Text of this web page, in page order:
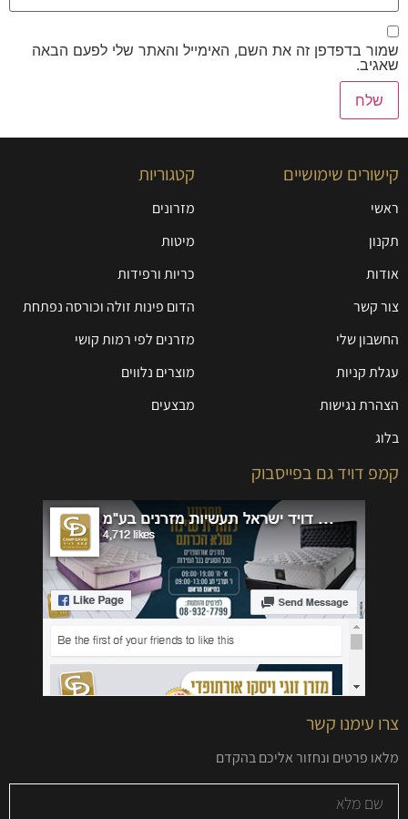
שמור בדפדפן זה את השם, האימייל והאתר שלי לפעם הבאה
שאגיב.
קישורים שימושיים
ראשי
תקנון
אודות
צור קשר
החשבון שלי
עגלת קניות
הצהרת נגישות
בלוג
קטגוריות
מזרונים
מיטות
כריות ורפידות
הדום פינות זולה וכורסה נפתחת
מזרנים לפי רמות קושי
מוצרים נלווים
מבצעים
קמפ דויד גם בפייסבוק
צרו עימנו קשר
מלאו פרטים ונחזור אליכם בהקדם